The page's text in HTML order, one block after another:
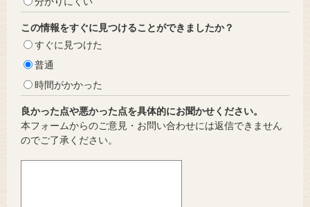
この情報をすぐに見つけることができましたか？
すぐに見つけた
普通
時間がかかった
良かった点や悪かった点を具体的にお聞かせください。
本フォームからのご意見・お問い合わせには返信できません
のでご了承ください。